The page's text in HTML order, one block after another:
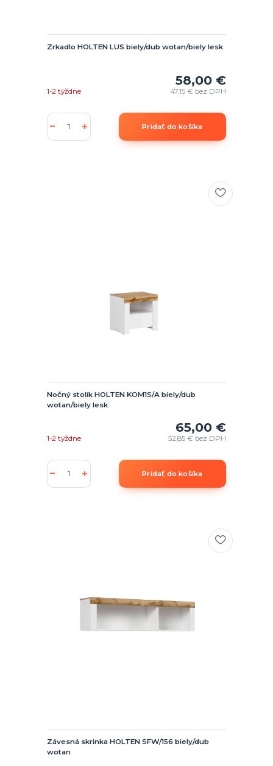
Zrkadlo HOLTEN LUS biely/dub wotan/biely lesk
58,00 €
47,15 € bez DPH
1-2 týždne
Pridať do košíka
Nočný stolík HOLTEN KOM1S/A biely/dub
wotan/biely lesk
65,00 €
52,85 € bez DPH
1-2 týždne
Pridať do košíka
Závesná skrinka HOLTEN SFW/156 biely/dub
wotan